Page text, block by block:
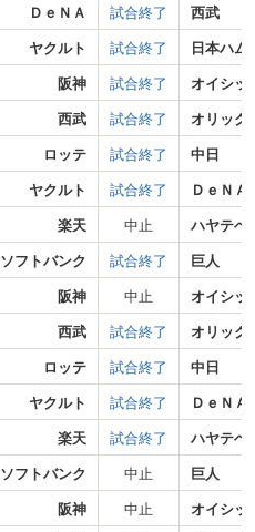
ＤｅＮＡ 試合終了
西武
ヤクルト 試合終了 日本ハム
阪神 試合終了
オイシッ
西武 試合終了
オリック
ロッテ 試合終了
中日
ヤクルト 試合終了
ＤｅＮＡ
楽天 中止
ハヤテベ
ソフトバンク 試合終了 巨人
阪神 中止
オイシッ
西武 試合終了
オリック
ロッテ 試合終了
中日
ヤクルト 試合終了
ＤｅＮＡ
楽天 試合終了
ハヤテベ
ソフトバンク 中止 巨人
阪神 中止
オイシッ